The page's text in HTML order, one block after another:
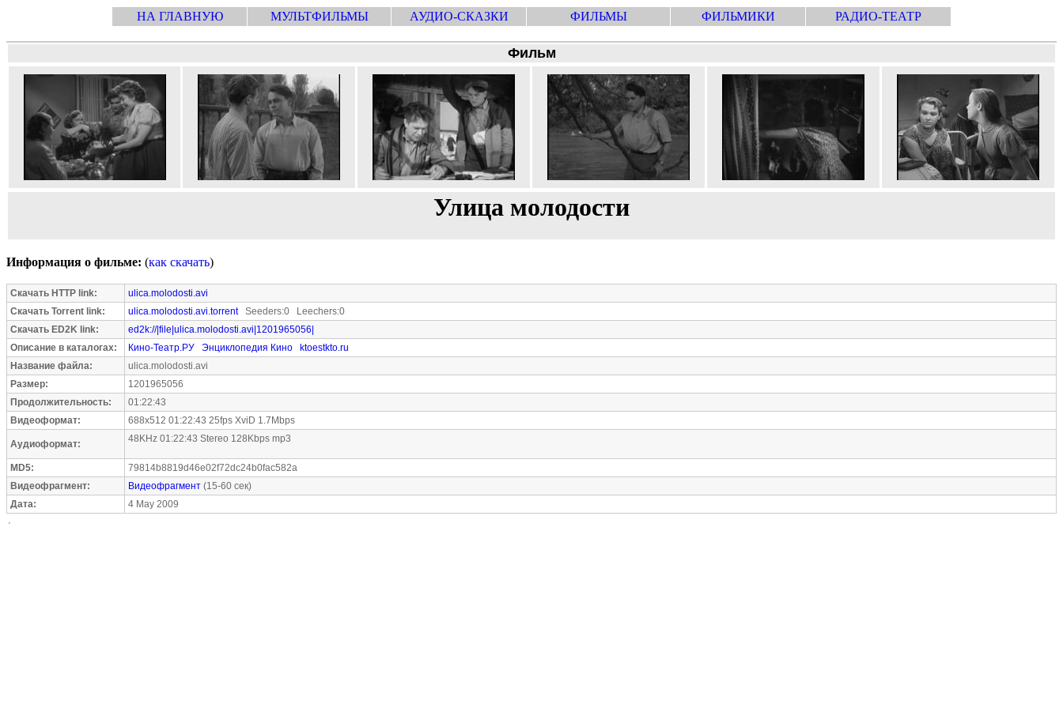
НА ГЛАВНУЮ МУЛЬТФИЛЬМЫ АУДИО-СКАЗКИ ФИЛЬМЫ ФИЛЬМИКИ РАДИО-ТЕАТР
Фильм
Улица молодости
Информация о фильме: (как скачать)
Скачать HTTP link:
ulica.molodosti.avi
Скачать Torrent link:
ulica.molodosti.avi.torrentSeeders:0 Leechers:0
Скачать ED2K link:
ed2k://|file|ulica.molodosti.avi|1201965056|
Описание в каталогах:
Кино-Театр.РУ Энциклопедия Кино
ktoestkto.ru
Название файла:
ulica.molodosti.avi
Размер:
1201965056
Продолжительность:
01:22:43
Видеоформат:
688x512 01:22:43 25fps XviD 1.7Mbps
Аудиоформат: 48KHz 01:22:43 Stereo 128Kbps mp3
MD5:
79814b8819d46e02f72dc24b0fac582a
Видеофрагмент:
Видеофрагмент (15-60 сек)
Дата:
4 May 2009